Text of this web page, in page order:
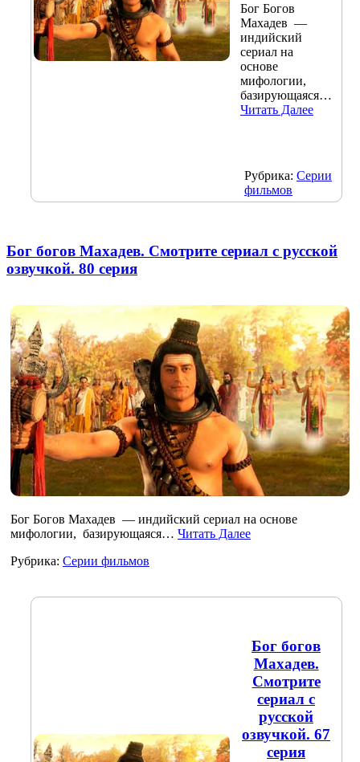
Бог Богов
Махадев —
индийский
сериал на
основе
мифологии,
базирующаяся…
Читать Далее
Рубрика: Серии
фильмов
Бог богов Махадев. Смотрите сериал с русской
озвучкой. 80 серия
Бог Богов Махадев — индийский сериал на основе
мифологии, базирующаяся… Читать Далее
Рубрика: Серии фильмов
Бог богов
Махадев.
Смотрите
сериал с
русской
озвучкой. 67
серия